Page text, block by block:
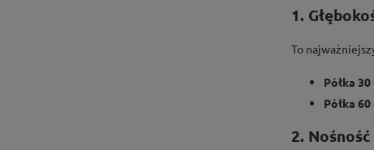
1.
To
Półka 30
Półka 60
2.